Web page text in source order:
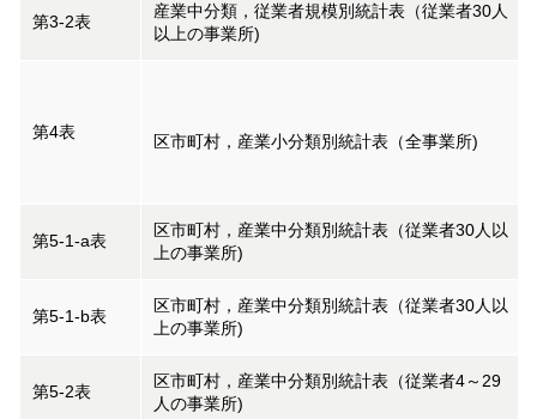
第3-2表
産業中分類，従業者規模別統計表（従業者30人
以上の事業所)
第4表 区市町村，産業小分類別統計表（全事業所)
第5-1-a表
区市町村，産業中分類別統計表（従業者30人以
上の事業所)
第5-1-b表
区市町村，産業中分類別統計表（従業者30人以
上の事業所)
第5-2表
区市町村，産業中分類別統計表（従業者4～29
人の事業所)